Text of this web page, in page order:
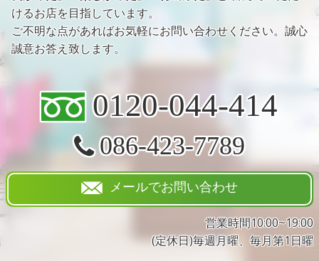
けるお店を目指しています。
ご不明な点があればお気軽にお問い合わせください。誠心
誠意お答え致します。
0120-044-414
086-423-7789
メールでお問い合わせ
営業時間10:00~19:00
(定休日)毎週月曜、毎月第1日曜